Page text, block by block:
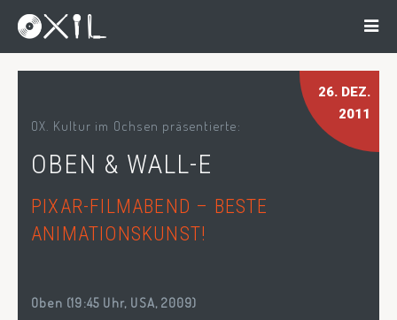
26. DEZ.
2011
OX. Kultur im Ochsen präsentierte:
OBEN & WALL-E
PIXAR-FILMABEND – BESTE
ANIMATIONSKUNST!
Oben (19:45 Uhr, USA, 2009)